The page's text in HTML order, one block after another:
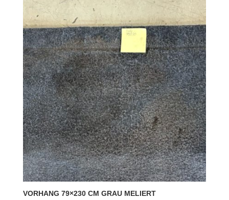
VORHANG 79×230 CM GRAU MELIERT